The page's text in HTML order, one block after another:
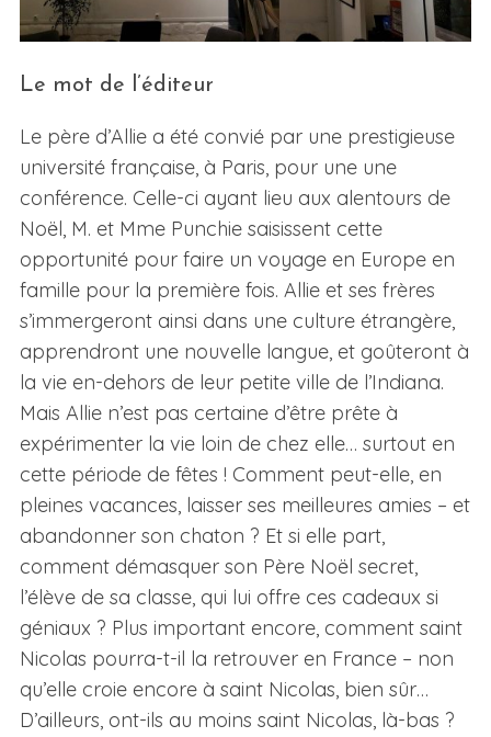
Le mot de l’éditeur
Le père d’Allie a été convié par une prestigieuse
université française, à Paris, pour une une
conférence. Celle-ci ayant lieu aux alentours de
Noël, M. et Mme Punchie saisissent cette
opportunité pour faire un voyage en Europe en
famille pour la première fois. Allie et ses frères
s’immergeront ainsi dans une culture étrangère,
apprendront une nouvelle langue, et goûteront à
la vie en-dehors de leur petite ville de l’Indiana.
Mais Allie n’est pas certaine d’être prête à
expérimenter la vie loin de chez elle… surtout en
cette période de fêtes ! Comment peut-elle, en
pleines vacances, laisser ses meilleures amies – et
abandonner son chaton ? Et si elle part,
comment démasquer son Père Noël secret,
l’élève de sa classe, qui lui offre ces cadeaux si
géniaux ? Plus important encore, comment saint
Nicolas pourra-t-il la retrouver en France – non
qu’elle croie encore à saint Nicolas, bien sûr…
D’ailleurs, ont-ils au moins saint Nicolas, là-bas ?